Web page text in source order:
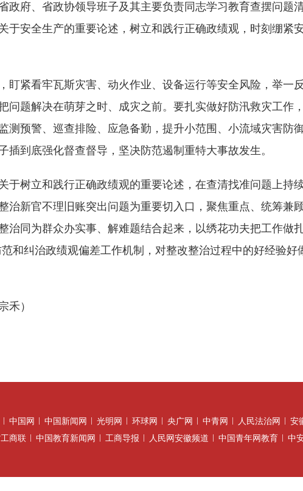
政府、省政协领导班子及其主要负责同志学习教育查摆问题
于安全生产的重要论述，树立和践行正确政绩观，时刻绷紧
紧看牢瓦斯灾害、动火作业、设备运行等安全风险，举一
问题解决在萌芽之时、成灾之前。要扎实做好防汛救灾工作
测预警、巡查排险、应急备勤，提升小范围、小流域灾害防
到底强化督查督导，坚决防范遏制重特大事故发生。
树立和践行正确政绩观的重要论述，在查清找准问题上持
治新官不理旧账突出问题为重要切入口，聚焦重点、统筹兼
治同为群众办实事、解难题结合起来，以绣花功夫把工作做
和纠治政绩观偏差工作机制，对整改整治过程中的好经验
）
中国网 中国新闻网 光明网 环球网 央广网 中青网 人民法治网 安
商联 中国教育新闻网 工商导报 人民网安徽频道 中国青年网教育 中